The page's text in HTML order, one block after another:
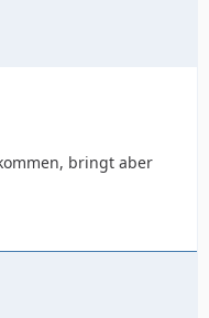
bringt aber